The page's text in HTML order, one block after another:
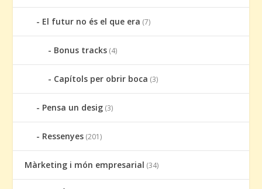
El futur no és el que era (7)
Bonus tracks (4)
Capítols per obrir boca (3)
Pensa un desig (3)
Ressenyes (201)
Màrketing i món empresarial (34)